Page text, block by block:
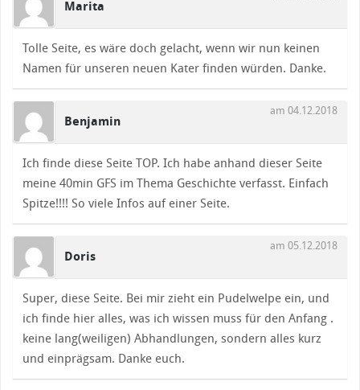
Marita
Tolle Seite, es wäre doch gelacht, wenn wir nun keinen
Namen für unseren neuen Kater finden würden. Danke.
Benjamin
am 04.12.2018
Ich finde diese Seite TOP. Ich habe anhand dieser Seite
meine 40min GFS im Thema Geschichte verfasst. Einfach
Spitze!!!! So viele Infos auf einer Seite.
Doris
am 05.12.2018
Super, diese Seite. Bei mir zieht ein Pudelwelpe ein, und
ich finde hier alles, was ich wissen muss für den Anfang .
keine lang(weiligen) Abhandlungen, sondern alles kurz
und einprägsam. Danke euch.